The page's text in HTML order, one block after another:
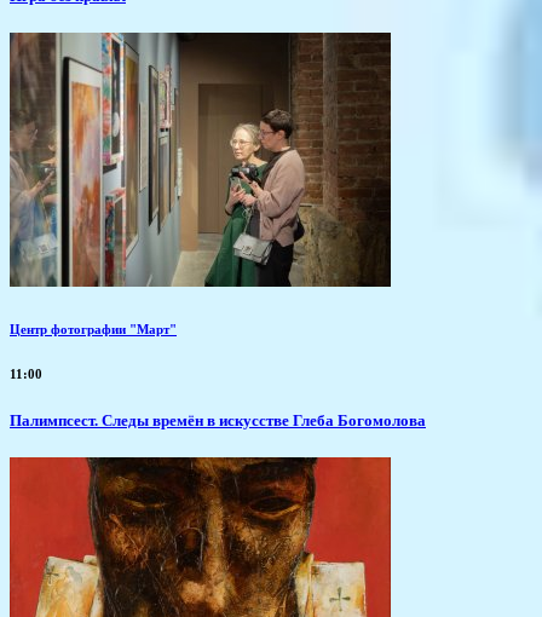
Центр фотографии "Март"
11:00
Палимпсест. Следы времён в искусстве Глеба Богомолова